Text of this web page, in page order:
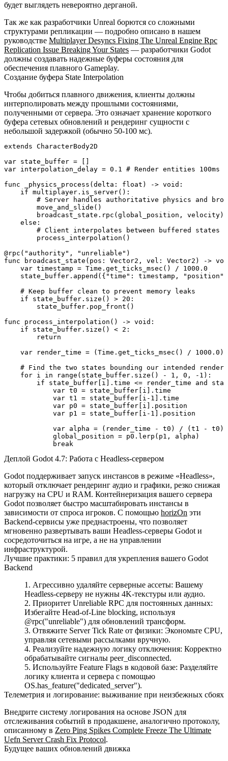
будет выглядеть невероятно дерганой.
Так же как разработчики Unreal борются со сложными
структурами репликации — подробно описано в нашем
руководстве Multiplayer Desyncs Fixing The Unreal Engine Rpc
Replication Issue Breaking Your States — разработчики Godot
должны создавать надежные буферы состояния для
обеспечения плавного Gameplay.
Создание буфера State Interpolation
Чтобы добиться плавного движения, клиенты должны
интерполировать между прошлыми состояниями,
полученными от сервера. Это означает хранение короткого
буфера сетевых обновлений и рендеринг сущности с
небольшой задержкой (обычно 50-100 мс).
extends CharacterBody2D
var state_buffer = []
var interpolation_delay = 0.1 # Render entities 100ms
func _physics_process(delta: float) -> void:
    if multiplayer.is_server():
# Server handles authoritative physics and
        move_and_slide()
        broadcast_state.rpc(global_position, velocity)
    else:
        # Client interpolates between buffered states
        process_interpolation()
@rpc("authority", "unreliable")
func broadcast_state(pos: Vector2, vel: Vector2) ->
    var timestamp = Time.get_ticks_msec() / 1000.0
state_buffer.append({"time": timestamp,
    # Keep buffer clean to prevent memory leaks
    if state_buffer.size() > 20:
        state_buffer.pop_front()
func process_interpolation() -> void:
    if state_buffer.size() < 2:
        return
var render_time = (Time.get_ticks_msec() / 1000.0)
# Find the two states bounding our intended render
    for i in range(state_buffer.size() - 1, 0, -1):
if state_buffer[i].time <= render_time and
            var t0 = state_buffer[i].time
            var t1 = state_buffer[i-1].time
            var p0 = state_buffer[i].position
            var p1 = state_buffer[i-1].position
            var alpha = (render_time - t0) / (t1 - t0)
            global_position = p0.lerp(p1, alpha)
Деплой Godot 4.7: Работа с Headless-сервером
Godot поддерживает запуск инстансов в режиме «Headless»,
который отключает рендеринг аудио и графики, резко снижая
нагрузку на CPU и RAM. Контейнеризация вашего сервера
Godot позволяет быстро масштабировать инстансы в
зависимости от спроса игроков. С помощью horizOn эти
Backend-сервисы уже преднастроены, что позволяет
мгновенно развертывать ваши Headless-серверы Godot и
сосредоточиться на игре, а не на управлении
инфраструктурой.
Лучшие практики: 5 правил для укрепления вашего Godot
Backend
Агрессивно удаляйте серверные ассеты: Вашему
Headless-серверу не нужны 4K-текстуры или аудио.
Приоритет Unreliable RPC для постоянных данных:
Избегайте Head-of-Line blocking, используя
@rpc("unreliable") для обновлений трансформ.
Отвяжите Server Tick Rate от физики: Экономьте CPU,
управляя сетевыми рассылками вручную.
Реализуйте надежную логику отключения: Корректно
обрабатывайте сигналы peer_disconnected.
Используйте Feature Flags в кодовой базе: Разделяйте
логику клиента и сервера с помощью
OS.has_feature("dedicated_server").
Телеметрия и логирование: выживание при неизбежных сбоях
Внедрите систему логирования на основе JSON для
отслеживания событий в продакшене, аналогично протоколу,
описанному в Zero Ping Spikes Complete Freeze The Ultimate
Uefn Server Crash Fix Protocol.
Будущее ваших обновлений движка